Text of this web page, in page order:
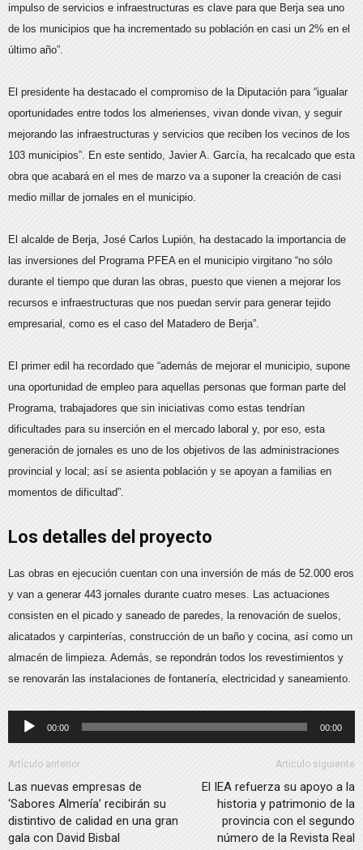
impulso de servicios e infraestructuras es clave para que Berja sea uno
de los municipios que ha incrementado su población en casi un 2% en el
último año”.
El presidente ha destacado el compromiso de la Diputación para “igualar
oportunidades entre todos los almerienses, vivan donde vivan, y seguir
mejorando las infraestructuras y servicios que reciben los vecinos de los
103 municipios”. En este sentido, Javier A. García, ha recalcado que esta
obra que acabará en el mes de marzo va a suponer la creación de casi
medio millar de jornales en el municipio.
El alcalde de Berja, José Carlos Lupión, ha destacado la importancia de
las inversiones del Programa PFEA en el municipio virgitano “no sólo
durante el tiempo que duran las obras, puesto que vienen a mejorar los
recursos e infraestructuras que nos puedan servir para generar tejido
empresarial, como es el caso del Matadero de Berja”.
El primer edil ha recordado que “además de mejorar el municipio, supone
una oportunidad de empleo para aquellas personas que forman parte del
Programa, trabajadores que sin iniciativas como estas tendrían
dificultades para su inserción en el mercado laboral y, por eso, esta
generación de jornales es uno de los objetivos de las administraciones
provincial y local; así se asienta población y se apoyan a familias en
momentos de dificultad”.
Los detalles del proyecto
Las obras en ejecución cuentan con una inversión de más de 52.000 eros
y van a generar 443 jornales durante cuatro meses. Las actuaciones
consisten en el picado y saneado de paredes, la renovación de suelos,
alicatados y carpinterías, construcción de un baño y cocina, así como un
almacén de limpieza. Además, se repondrán todos los revestimientos y
se renovarán las instalaciones de fontanería, electricidad y saneamiento.
Reproductor
de
audio
00:00 00:00
Artículo anterior
Las nuevas empresas de
‘Sabores Almería’ recibirán su
distintivo de calidad en una gran
gala con David Bisbal
Artículo siguiente
El IEA refuerza su apoyo a la
historia y patrimonio de la
provincia con el segundo
número de la Revista Real